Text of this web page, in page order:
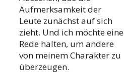
Aufmerksamkeit der
Leute zunächst auf sich
zieht. Und ich möchte eine
Rede halten, um andere
von meinem Charakter zu
überzeugen.